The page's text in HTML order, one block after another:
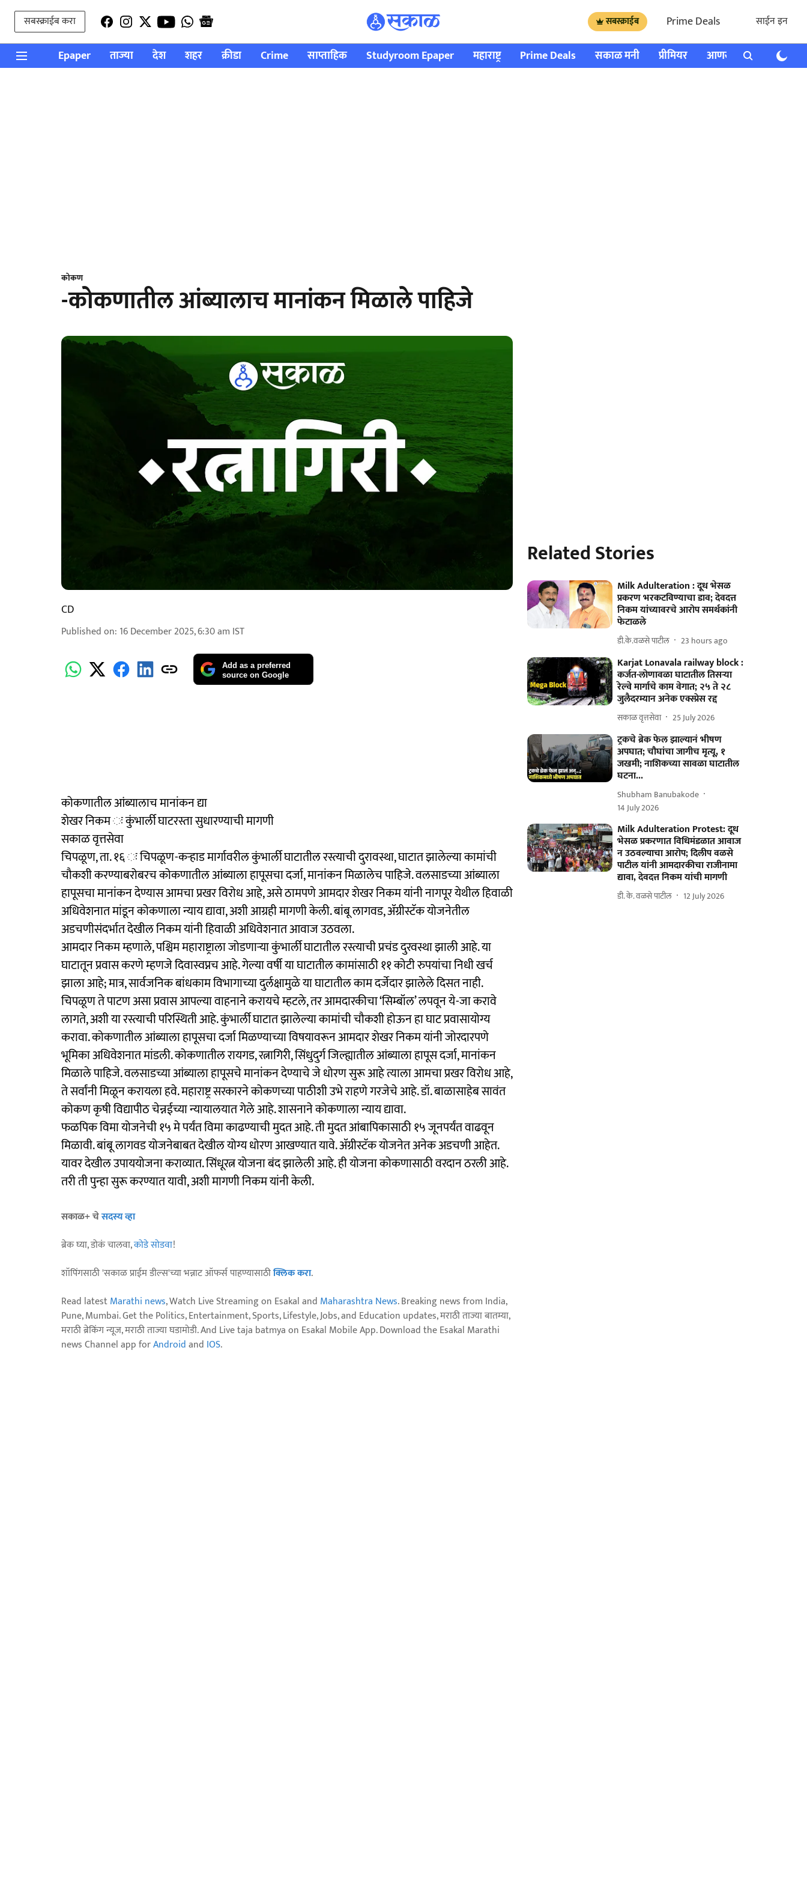
सबस्क्राईब करा सबस्क्राईब Prime Deals साईन इन
Epaper ताज्या देश शहर क्रीडा Crime साप्ताहिक Studyroom Epaper महाराष्ट्र Prime Deals सकाळ मनी प्रीमियर आणखी राशी भविष्य
कोकण
-कोकणातील आंब्यालाच मानांकन मिळाले पाहिजे
CD
Published on: 16 December 2025, 6:30 am IST
Add as a preferred
source on Google
कोकणातील आंब्यालाच मानांकन द्या
शेखर निकम ः कुंभार्ली घाटरस्ता सुधारण्याची मागणी
सकाळ वृत्तसेवा
चिपळूण, ता. १६ ः चिपळूण-कऱ्हाड मार्गावरील कुंभार्ली घाटातील रस्त्याची दुरावस्था, घाटात झालेल्या कामांची
चौकशी करण्याबरोबरच कोकणातील आंब्याला हापूसचा दर्जा, मानांकन मिळालेच पाहिजे. वलसाडच्या आंब्याला
हापूसचा मानांकन देण्यास आमचा प्रखर विरोध आहे, असे ठामपणे आमदार शेखर निकम यांनी नागपूर येथील हिवाळी
अधिवेशनात मांडून कोकणाला न्याय द्यावा, अशी आग्रही मागणी केली. बांबू लागवड, ॲग्रीस्टॅक योजनेतील
अडचणीसंदर्भात देखील निकम यांनी हिवाळी अधिवेशनात आवाज उठवला.
आमदार निकम म्हणाले, पश्चिम महाराष्ट्राला जोडणाऱ्या कुंभार्ली घाटातील रस्त्याची प्रचंड दुरवस्था झाली आहे. या
घाटातून प्रवास करणे म्हणजे दिवास्वप्नच आहे. गेल्या वर्षी या घाटातील कामांसाठी ११ कोटी रुपयांचा निधी खर्च
झाला आहे; मात्र, सार्वजनिक बांधकाम विभागाच्या दुर्लक्षामुळे या घाटातील काम दर्जेदार झालेले दिसत नाही.
चिपळूण ते पाटण असा प्रवास आपल्या वाहनाने करायचे म्हटले, तर आमदारकीचा ‘सिम्बॉल’ लपवून ये-जा करावे
लागते, अशी या रस्त्याची परिस्थिती आहे. कुंभार्ली घाटात झालेल्या कामांची चौकशी होऊन हा घाट प्रवासायोग्य
करावा. कोकणातील आंब्याला हापूसचा दर्जा मिळण्याच्या विषयावरून आमदार शेखर निकम यांनी जोरदारपणे
भूमिका अधिवेशनात मांडली. कोकणातील रायगड, रत्नागिरी, सिंधुदुर्ग जिल्ह्यातील आंब्याला हापूस दर्जा, मानांकन
मिळाले पाहिजे. वलसाडच्या आंब्याला हापूसचे मानांकन देण्याचे जे धोरण सुरू आहे त्याला आमचा प्रखर विरोध आहे,
ते सर्वांनी मिळून करायला हवे. महाराष्ट्र सरकारने कोकणच्या पाठीशी उभे राहणे गरजेचे आहे. डॉ. बाळासाहेब सावंत
कोकण कृषी विद्यापीठ चेन्नईच्या न्यायालयात गेले आहे. शासनाने कोकणाला न्याय द्यावा.
फळपिक विमा योजनेची १५ मे पर्यंत विमा काढण्याची मुदत आहे. ती मुदत आंबापिकासाठी १५ जूनपर्यंत वाढवून
मिळावी. बांबू लागवड योजनेबाबत देखील योग्य धोरण आखण्यात यावे. ॲग्रीस्टॅक योजनेत अनेक अडचणी आहेत.
यावर देखील उपाययोजना कराव्यात. सिंधूरत्न योजना बंद झालेली आहे. ही योजना कोकणासाठी वरदान ठरली आहे.
तरी ती पुन्हा सुरू करण्यात यावी, अशी मागणी निकम यांनी केली.
सकाळ+ चेसदस्य व्हा
ब्रेक घ्या, डोकं चालवा,कोडे सोडवा!
शॉपिंगसाठी 'सकाळ प्राईम डील्स'च्या भन्नाट ऑफर्स पाहण्यासाठीक्लिक करा.
Read latestMarathi news, Watch Live Streaming on Esakal and Maharashtra News. Breaking news from India,
Pune, Mumbai. Get the Politics, Entertainment, Sports, Lifestyle, Jobs, and Education updates, मराठी ताज्या बातम्या,
मराठी ब्रेकिंग न्यूज, मराठी ताज्या घडामोडी. And Live taja batmya on Esakal Mobile App. Download the Esakal Marathi
news Channel app forAndroidand IOS.
Related Stories
Milk Adulteration : दूध भेसळ
प्रकरण भरकटविण्याचा डाव; देवदत्त
निकम यांच्यावरचे आरोप समर्थकांनी
फेटाळले
डी.के.वळसे पाटील 23 hours ago
Karjat Lonavala railway block :
कर्जत-लोणावळा घाटातील तिसऱ्या
रेल्वे मार्गाचे काम वेगात; २५ ते २८
जुलैदरम्यान अनेक एक्स्प्रेस रद्द
सकाळ वृत्तसेवा 25 July 2026
ट्रकचे ब्रेक फेल झाल्यानं भीषण
अपघात; चौघांचा जागीच मृत्यू, १
जखमी; नाशिकच्या सावळा घाटातील
घटना...
Shubham Banubakode
14 July 2026
Milk Adulteration Protest: दूध
भेसळ प्रकरणात विधिमंडळात आवाज
न उठवल्याचा आरोप; दिलीप वळसे
पाटील यांनी आमदारकीचा राजीनामा
द्यावा, देवदत्त निकम यांची मागणी
डी. के. वळसे पाटील 12 July 2026